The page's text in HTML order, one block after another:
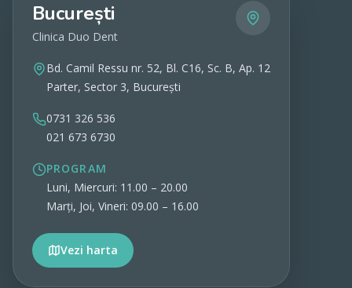
București
Clinica Duo Dent
Bd. Camil Ressu nr. 52, Bl. C16, Sc. B, Ap. 12
Parter, Sector 3, București
0731 326 536
021 673 6730
PROGRAM
Luni, Miercuri: 11.00 – 20.00
Marți, Joi, Vineri: 09.00 – 16.00
Vezi harta